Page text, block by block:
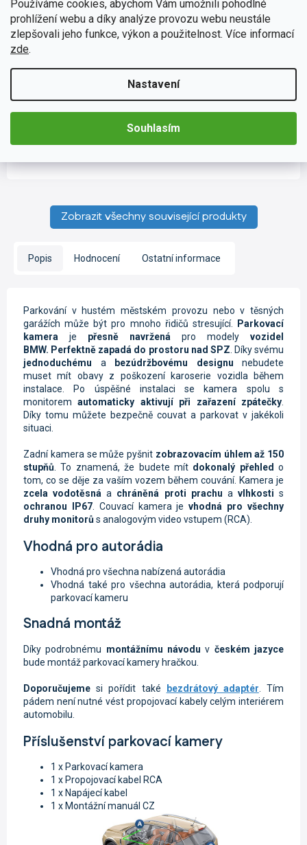
Používáme cookies, abychom Vám umožnili pohodlné
prohlížení webu a díky analýze provozu webu neustále
zlepšovali jeho funkce, výkon a použitelnost. Více informací
zde.
Nastavení
Souhlasím
Anténní adaptér - ISO zásuvka a DIN vidlice
produktu
z
hvězdiček.
Do košíku
Anténní adaptér je vhodný pro každého, kdo si chce jednoduše
propojit své nové autorádio s automobilem. Adaptér obsahuje
napáječ zesilovače, který je nepostradatelný pro získání...
Zobrazit všechny související produkty
Popis Hodnocení Ostatní informace
Parkování v hustém městském provozu nebo v těsných
garážích může být pro mnoho řidičů stresující.
Parkovací
kamera je přesně navržená pro modely vozidel
BMW. Perfektně zapadá do prostoru nad SPZ . Díky svému
jednoduchému a bezúdržbovému designu nebudete
muset mít obavy z poškození karoserie vozidla během
instalace. Po úspěšné instalaci se kamera spolu s
monitoremautomaticky aktivují při zařazení zpátečky
Díky tomu můžete bezpečně couvat a parkovat v jakékoli
situaci.
Zadní kamera se může pyšnit zobrazovacím úhlem až 150
stupňů . To znamená, že budete mít dokonalý přehled o
tom, co se děje za vaším vozem během couvání. Kamera je
zcela vodotěsná a chráněná proti prachu a vlhkosti s
ochranou IP67. Couvací kamera jevhodná pro všechny
druhy monitorůs analogovým video vstupem (RCA).
Vhodná pro autorádia
Vhodná pro všechna nabízená autorádia
Vhodná také pro všechna autorádia, která podporují
parkovací kameru
Snadná montáž
Díky podrobnému montážnímu návodu v českém jazyce
bude montáž parkovací kamery hračkou.
Doporučujeme si pořídit také bezdrátový adaptér . Tím
pádem není nutné vést propojovací kabely celým interiérem
automobilu.
Příslušenství parkovací kamery
1 x Parkovací kamera
1 x Propojovací kabel RCA
1 x Napájecí kabel
1 x Montážní manuál CZ